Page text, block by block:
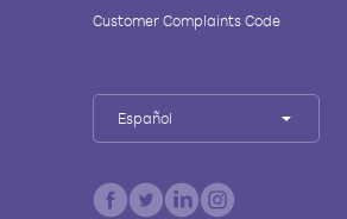
Customer Complaints Code
Español